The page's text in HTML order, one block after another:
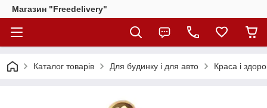
Магазин "Freedelivery"
Каталог товарів Для будинку і для авто Краса і